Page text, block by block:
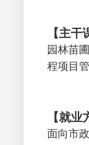
【主干
园林苗
程项目
【就业
面向市